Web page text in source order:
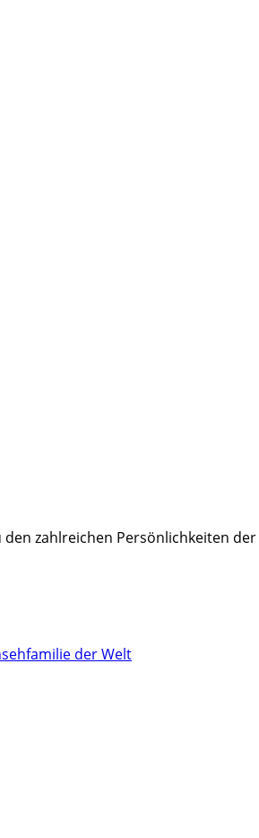
zahlreichen Persönlichkeiten
der Welt